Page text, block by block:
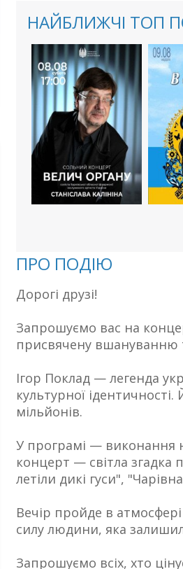
НАЙБЛИЖЧІ ТОП
ПРО ПОДІЮ
Дорогі друзі!
Запрошуємо вас на
присвячену вшануванню
Ігор Поклад — легенда
культурної
мільйонів.
У програмі — виконання
концерт — світла згадка
летіли дикі гуси",
Вечір пройде в
силу людини, яка
Запрошуємо всіх, хто